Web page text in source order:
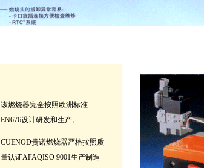
该燃烧器完全按照欧洲标准
EN676设计研发和生产。
CUENOD贵诺燃烧器严格按照质
量认证AFAQISO 9001生产制造